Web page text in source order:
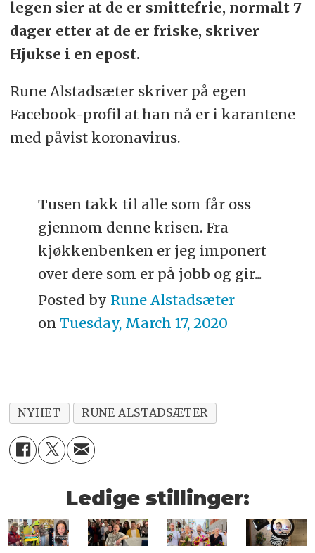
legen sier at de er smittefrie, normalt 7
dager etter at de er friske, skriver
Hjukse i en epost.
Rune Alstadsæter skriver på egen
Facebook-profil at han nå er i karantene
med påvist koronavirus.
Tusen takk til alle som får oss
gjennom denne krisen. Fra
kjøkkenbenken er jeg imponert
over dere som er på jobb og gir...
Posted by Rune Alstadsæter
on Tuesday, March 17, 2020
NYHET RUNE ALSTADSÆTER
Ledige stillinger: